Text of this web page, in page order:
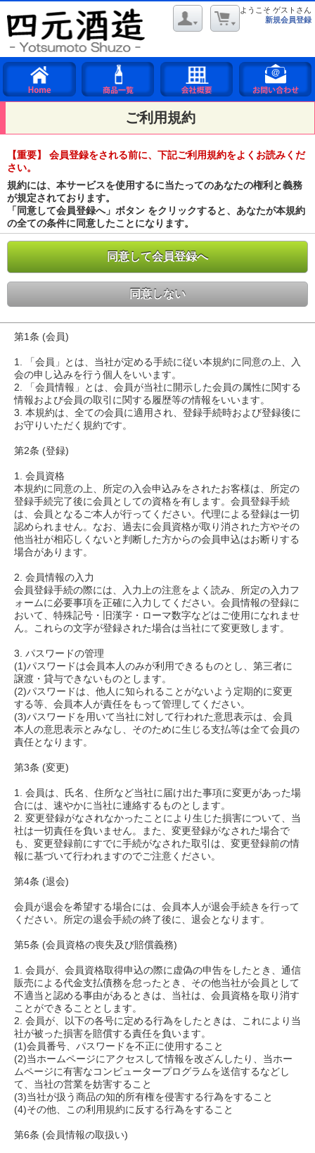
ようこそ ゲストさん
新規会員登録
ご利用規約
【重要】 会員登録をされる前に、下記ご利用規約をよくお読みくだ
さい。
規約には、本サービスを使用するに当たってのあなたの権利と義務
が規定されております。
「同意して会員登録へ」ボタン をクリックすると、あなたが本規約
の全ての条件に同意したことになります。
同意して会員登録へ
同意しない
第1条 (会員)
1. 「会員」とは、当社が定める手続に従い本規約に同意の上、入
会の申し込みを行う個人をいいます。
2. 「会員情報」とは、会員が当社に開示した会員の属性に関する
情報および会員の取引に関する履歴等の情報をいいます。
3. 本規約は、全ての会員に適用され、登録手続時および登録後に
お守りいただく規約です。
第2条 (登録)
1. 会員資格
本規約に同意の上、所定の入会申込みをされたお客様は、所定の
登録手続完了後に会員としての資格を有します。会員登録手続
は、会員となるご本人が行ってください。代理による登録は一切
認められません。なお、過去に会員資格が取り消された方やその
他当社が相応しくないと判断した方からの会員申込はお断りする
場合があります。
2. 会員情報の入力
会員登録手続の際には、入力上の注意をよく読み、所定の入力フ
ォームに必要事項を正確に入力してください。会員情報の登録に
おいて、特殊記号・旧漢字・ローマ数字などはご使用になれませ
ん。これらの文字が登録された場合は当社にて変更致します。
3. パスワードの管理
(1)パスワードは会員本人のみが利用できるものとし、第三者に
譲渡・貸与できないものとします。
(2)パスワードは、他人に知られることがないよう定期的に変更
する等、会員本人が責任をもって管理してください。
(3)パスワードを用いて当社に対して行われた意思表示は、会員
本人の意思表示とみなし、そのために生じる支払等は全て会員の
責任となります。
第3条 (変更)
1. 会員は、氏名、住所など当社に届け出た事項に変更があった場
合には、速やかに当社に連絡するものとします。
2. 変更登録がなされなかったことにより生じた損害について、当
社は一切責任を負いません。また、変更登録がなされた場合で
も、変更登録前にすでに手続がなされた取引は、変更登録前の情
報に基づいて行われますのでご注意ください。
第4条 (退会)
会員が退会を希望する場合には、会員本人が退会手続きを行って
ください。所定の退会手続の終了後に、退会となります。
第5条 (会員資格の喪失及び賠償義務)
1. 会員が、会員資格取得申込の際に虚偽の申告をしたとき、通信
販売による代金支払債務を怠ったとき、その他当社が会員として
不適当と認める事由があるときは、当社は、会員資格を取り消す
ことができることとします。
2. 会員が、以下の各号に定める行為をしたときは、これにより当
社が被った損害を賠償する責任を負います。
(1)会員番号、パスワードを不正に使用すること
(2)当ホームページにアクセスして情報を改ざんしたり、当ホー
ムページに有害なコンピュータープログラムを送信するなどし
て、当社の営業を妨害すること
(3)当社が扱う商品の知的所有権を侵害する行為をすること
(4)その他、この利用規約に反する行為をすること
第6条 (会員情報の取扱い)